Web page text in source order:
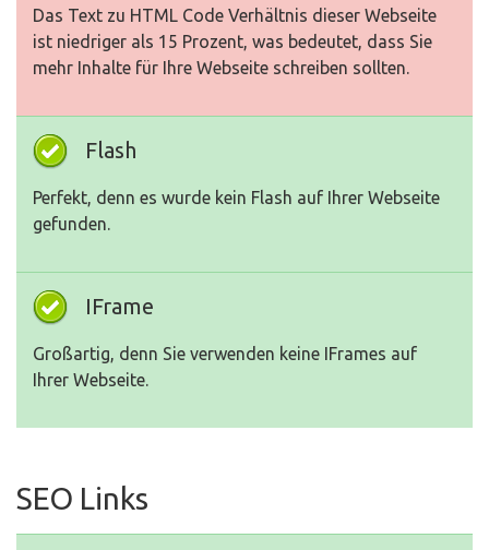
Das Text zu HTML Code Verhältnis dieser Webseite
ist niedriger als 15 Prozent, was bedeutet, dass Sie
mehr Inhalte für Ihre Webseite schreiben sollten.
Flash
Perfekt, denn es wurde kein Flash auf Ihrer Webseite
gefunden.
IFrame
Großartig, denn Sie verwenden keine IFrames auf
Ihrer Webseite.
SEO Links